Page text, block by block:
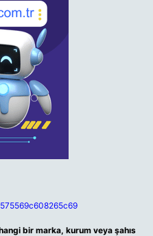
bir marka, kurum veya şahıs